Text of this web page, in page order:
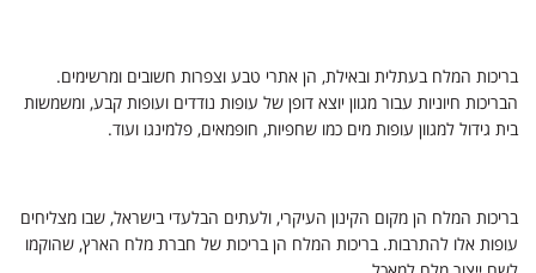
בריכות המלח בעתלית ובאילת, הן אתרי טבע וצפרות חשובים ומרשימים.
הבריכות חיוניות עבור מגוון יוצא דופן של עופות נודדים ועופות קבע, ומשמשות
בית גידול למגוון עופות מים כמו שחפיות, חופמאים, פלמינגו ועוד.
בריכות המלח הן מקום הקינון העיקרי, ולעתים הבלעדי בישראל, שבו מצליחים
עופות אלו להתרבות. בריכות המלח הן בריכות של חברת מלח הארץ, שהוקמו